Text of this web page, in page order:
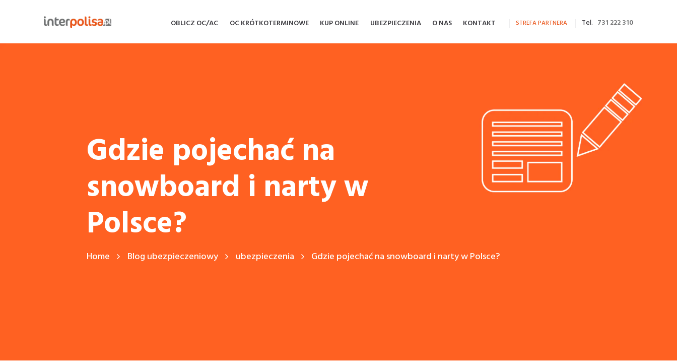
OBLICZ OC/AC OC KRÓTKOTERMINOWE KUP ONLINE UBEZPIECZENIA O NAS KONTAKT Tel. 731 222 310
STREFA PARTNERA
Gdzie pojechać na
snowboard i narty w
Polsce?
Home Blog ubezpieczeniowy ubezpieczenia Gdzie pojechać na snowboard i narty w Polsce?